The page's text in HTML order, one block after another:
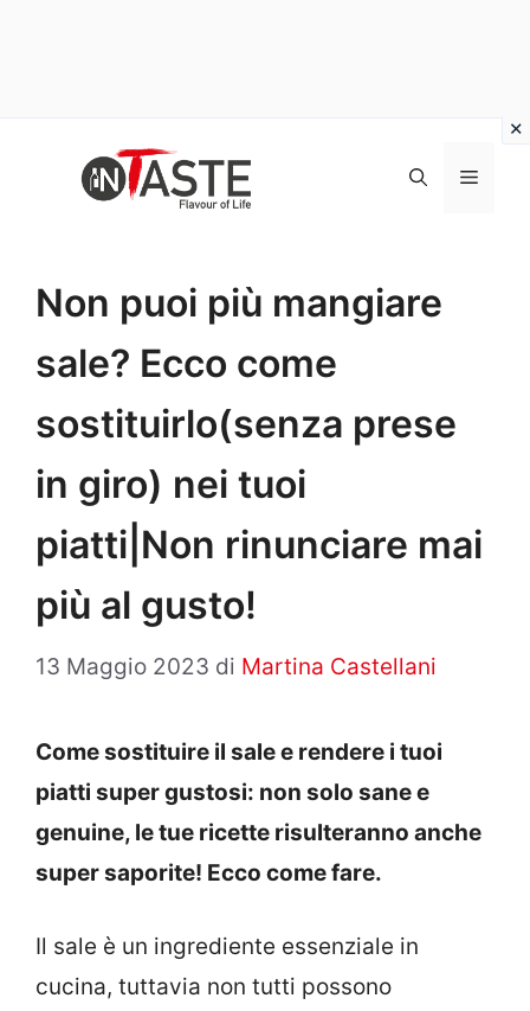
Menu
Non puoi più mangiare
sale? Ecco come
sostituirlo(senza prese
in giro) nei tuoi
piatti|Non rinunciare mai
più al gusto!
13 Maggio 2023 di Martina Castellani
Come sostituire il sale e rendere i tuoi
piatti super gustosi: non solo sane e
genuine, le tue ricette risulteranno anche
super saporite! Ecco come fare.
Il sale è un ingrediente essenziale in
cucina, tuttavia non tutti possono